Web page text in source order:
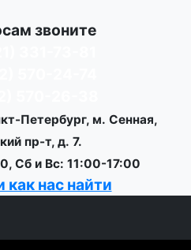
звоните
Петербург, м. Сенная,
пр-т, д. 7.
Сб и Вс: 11:00-17:00
как нас найти